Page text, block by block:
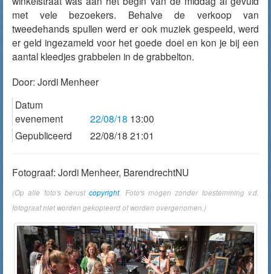
met vele bezoekers. Behalve de verkoop van
tweedehands spullen werd er ook muziek gespeeld, werd
er geld ingezameld voor het goede doel en kon je bij een
aantal kleedjes grabbelen in de grabbelton.
Door: Jordi Menheer
Datum
evenement
22/08/18 13:00
Gepubliceerd
22/08/18 21:01
Fotograaf: Jordi Menheer, BarendrechtNU
(Op alle foto's berustcopyright. Foto's mogen zonder toestemming v.d.
fotograaf niet worden gekopieerd of worden overgenomen.)